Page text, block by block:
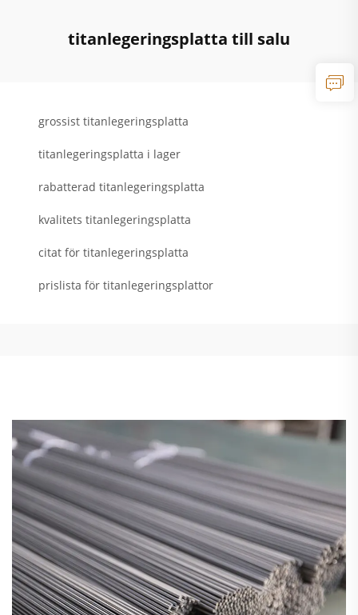
titanlegeringsplatta till salu
grossist titanlegeringsplatta
titanlegeringsplatta i lager
rabatterad titanlegeringsplatta
kvalitets titanlegeringsplatta
citat för titanlegeringsplatta
prislista för titanlegeringsplattor